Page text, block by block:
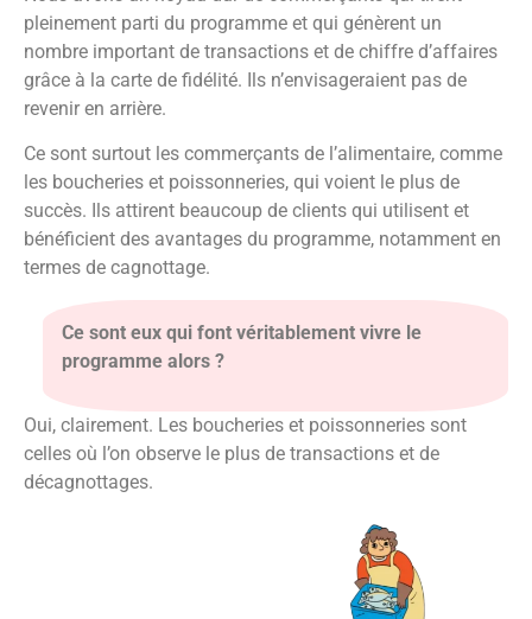
pleinement parti du programme et qui génèrent un
nombre important de transactions et de chiffre d’affaires
grâce à la carte de fidélité. Ils n’envisageraient pas de
revenir en arrière.
Ce sont surtout les commerçants de l’alimentaire, comme
les boucheries et poissonneries, qui voient le plus de
succès. Ils attirent beaucoup de clients qui utilisent et
bénéficient des avantages du programme, notamment en
termes de cagnottage.
Ce sont eux qui font véritablement vivre le
programme alors ?
Oui, clairement. Les boucheries et poissonneries sont
celles où l’on observe le plus de transactions et de
décagnottages.